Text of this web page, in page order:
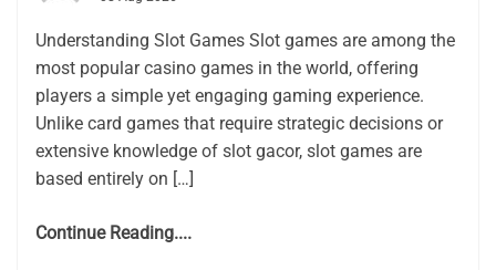
Understanding Slot Games Slot games are among the
most popular casino games in the world, offering
players a simple yet engaging gaming experience.
Unlike card games that require strategic decisions or
extensive knowledge of slot gacor, slot games are
based entirely on […]
Continue Reading....